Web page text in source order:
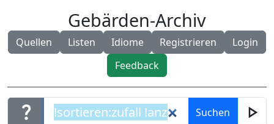
Gebärden-Archiv
Quellen Listen Idiome Registrieren
Login
Feedback
question_mark play_arrow